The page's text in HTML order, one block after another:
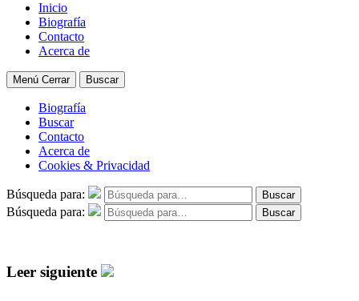
Inicio
Biografía
Contacto
Acerca de
Menú Cerrar Buscar
Biografía
Buscar
Contacto
Acerca de
Cookies & Privacidad
Búsqueda para: Buscar
Búsqueda para: Buscar
Leer siguiente